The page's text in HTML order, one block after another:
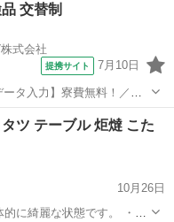
交替制
式会社
提携サイト 7月10日
ータ入力】寮費無料！／年
品の製造とそれに付帯する
ツ テーブル 炬燵 こた
10月26日
綺麗な状態です。 ・本